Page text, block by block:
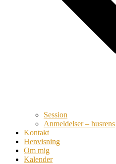
Session
Anmeldelser – husrens
Kontakt
Henvisning
Om mig
Kalender